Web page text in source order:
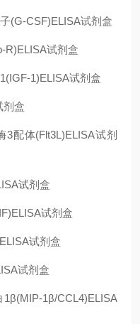
(G-CSF)ELISA试剂盒
R)ELISA试剂盒
1)ELISA试剂盒
剂盒
配体(Flt3L)ELISA试剂
试剂盒
试剂盒
试剂盒
试剂盒
1β/CCL4)ELISA